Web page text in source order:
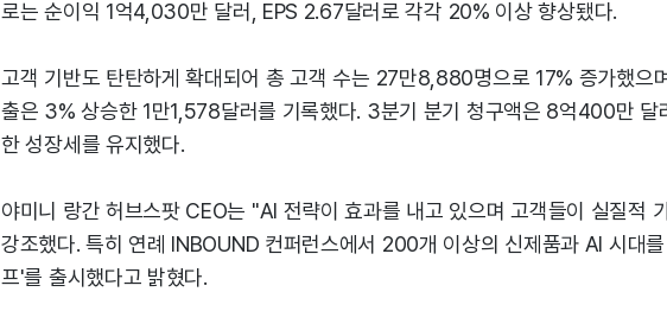
로는 순이익 1억4,030만 달러, EPS 2.67달러로 각각 20% 이상 향상됐다.
고객 기반도 탄탄하게 확대되어 총 고객 수는 27만8,880명으로 17% 증가했으
출은 3% 상승한 1만1,578달러를 기록했다. 3분기 분기 청구액은 8억400만 달
한 성장세를 유지했다.
야미니 랑간 허브스팟 CEO는 "AI 전략이 효과를 내고 있으며 고객들이 실질적
강조했다. 특히 연례 INBOUND 컨퍼런스에서 200개 이상의 신제품과 AI 시대
프'를 출시했다고 밝혔다.